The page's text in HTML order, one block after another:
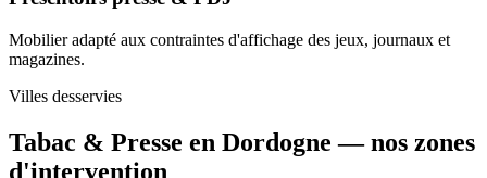
Mobilier adapté aux contraintes d'affichage des jeux, journaux et
magazines.
Villes desservies
Tabac & Presse en Dordogne —nos zones
d'intervention